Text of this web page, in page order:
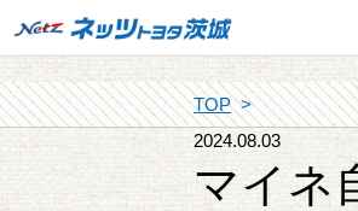
TOP
2024.08.03
マイネ